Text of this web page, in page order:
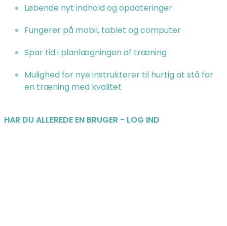
Løbende nyt indhold og opdateringer
Fungerer på mobil, tablet og computer
Spar tid i planlægningen af træning
Mulighed for nye instruktører til hurtig at stå for
en træning med kvalitet
HAR DU ALLEREDE EN BRUGER - LOG IND